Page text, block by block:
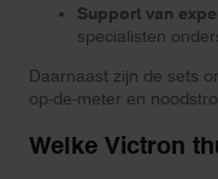
Support van
specialisten
Daarnaast zijn de sets
op-de-meter en
Welke Victron